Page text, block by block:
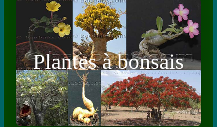
Plantes à bonsais